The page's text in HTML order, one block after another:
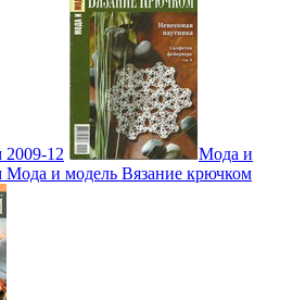
2009-12
Мода и
Мода и модель Вязание крючком